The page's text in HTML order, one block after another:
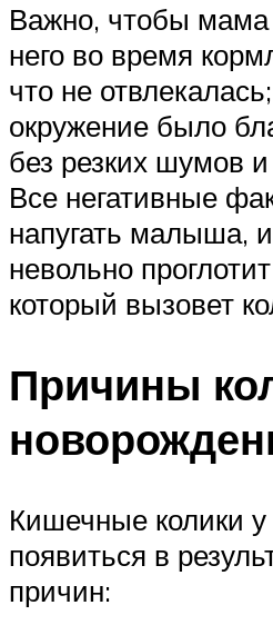
Важно, чтобы мама
него во время
что не
окружение было
без резких шумов и
Все негативные
напугать малыша,
невольно
который вызовет
Причины
Кишечные колики
появиться в
причин: